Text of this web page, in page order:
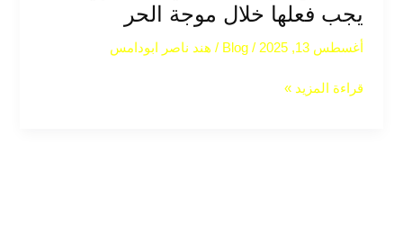
يجب فعلها خلال موجة الحر
أغسطس 13, 2025 /
Blog
/ هند ناصر ابودامس
قراءة المزيد »